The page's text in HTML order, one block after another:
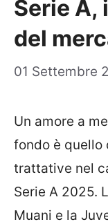
Serie A,
del
01 Settembre
Un amore a
fondo è quello
trattative nel
Serie A 2025.
Muani e la